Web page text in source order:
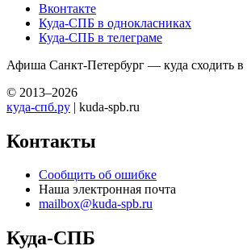
Вконтакте
Куда-СПБ в однокласниках
Куда-СПБ в телеграме
Афиша Санкт-Петербург — куда сходить в
© 2013–2026
куда-спб.ру | kuda-spb.ru
Контакты
Сообщить об ошибке
Наша электронная почта
mailbox@kuda-spb.ru
Куда-СПБ